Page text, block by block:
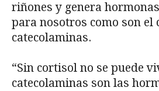
riñones y genera
para nosotros como son el
catecolaminas.
“Sin cortisol no se puede
catecolaminas son las